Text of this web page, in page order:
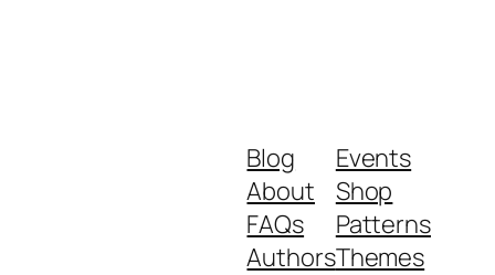
Blog
About
FAQs
Authors
Events
Shop
Patterns
Themes